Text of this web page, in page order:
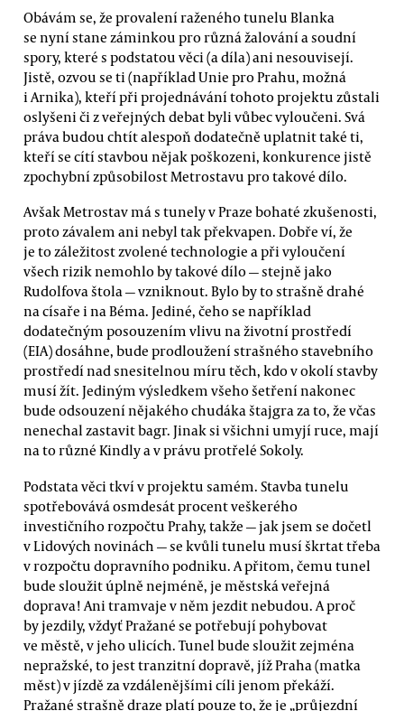
Obávám se, že provalení raženého tunelu Blanka
se nyní stane záminkou pro různá žalování a soudní
spory, které s podstatou věci (a díla) ani nesouvisejí.
Jistě, ozvou se ti (například Unie pro Prahu, možná
i Arnika), kteří při projednávání tohoto projektu zůstali
oslyšeni či z veřejných debat byli vůbec vyloučeni. Svá
práva budou chtít alespoň dodatečně uplatnit také ti,
kteří se cítí stavbou nějak poškozeni, konkurence jistě
zpochybní způsobilost Metrostavu pro takové dílo.
Avšak Metrostav má s tunely v Praze bohaté zkušenosti,
proto závalem ani nebyl tak překvapen. Dobře ví, že
je to záležitost zvolené technologie a při vyloučení
všech rizik nemohlo by takové dílo — stejně jako
Rudolfova štola — vzniknout. Bylo by to strašně drahé
na císaře i na Béma. Jediné, čeho se například
dodatečným posouzením vlivu na životní prostředí
(EIA) dosáhne, bude prodloužení strašného stavebního
prostředí nad snesitelnou míru těch, kdo v okolí stavby
musí žít. Jediným výsledkem všeho šetření nakonec
bude odsouzení nějakého chudáka štajgra za to, že včas
nenechal zastavit bagr. Jinak si všichni umyjí ruce, mají
na to různé Kindly a v právu protřelé Sokoly.
Podstata věci tkví v projektu samém. Stavba tunelu
spotřebovává osmdesát procent veškerého
investičního rozpočtu Prahy, takže — jak jsem se dočetl
v Lidových novinách — se kvůli tunelu musí škrtat třeba
v rozpočtu dopravního podniku. A přitom, čemu tunel
bude sloužit úplně nejméně, je městská veřejná
doprava! Ani tramvaje v něm jezdit nebudou. A proč
by jezdily, vždyť Pražané se potřebují pohybovat
ve městě, v jeho ulicích. Tunel bude sloužit zejména
nepražské, to jest tranzitní dopravě, jíž Praha (matka
měst) v jízdě za vzdálenějšími cíli jenom překáží.
Pražané strašně draze platí pouze to, že je „průjezdní